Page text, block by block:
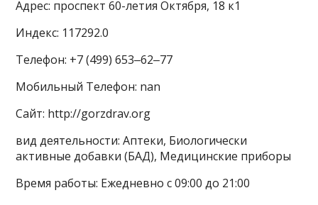
Адрес: проспект 60-летия Октября, 18 к1
Индекс: 117292.0
Телефон: +7 (499) 653‒62‒77
Мобильный Телефон: nan
Сайт: http://gorzdrav.org
вид деятельности: Аптеки, Биологически
активные добавки (БАД), Медицинские приборы
Время работы: Ежедневно с 09:00 до 21:00